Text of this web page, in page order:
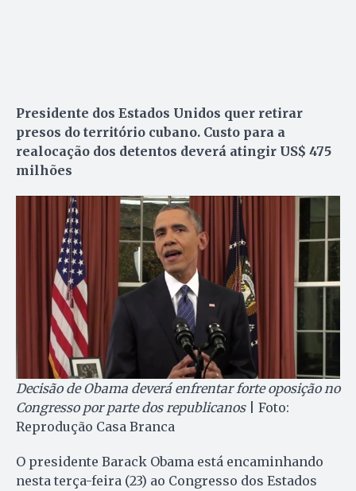
Presidente dos Estados Unidos quer retirar
presos do território cubano. Custo para a
realocação dos detentos deverá atingir US$ 475
milhões
Decisão de Obama deverá enfrentar forte oposição no
Congresso por parte dos republicanos| Foto:
Reprodução Casa Branca
O presidente Barack Obama está encaminhando
nesta terça-feira (23) ao Congresso dos Estados